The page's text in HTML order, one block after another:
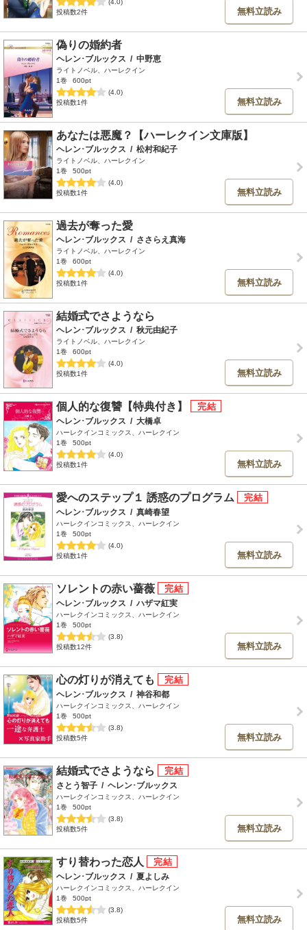
(4.0)
投稿数2件
無料立読み
偽りの婚約者
ヘレン･ブルックス / 中野恵
ライトノベル、ハーレクイン
1巻
600pt
(4.0)
投稿数1件
無料立読み
あなたは悪魔？【ハーレクイン文庫版】
ヘレン･ブルックス / 松村和紀子
ライトノベル、ハーレクイン
1巻
500pt
(4.0)
投稿数1件
無料立読み
過去が奪った愛
ヘレン･ブルックス / ささらえ真海
ライトノベル、ハーレクイン
1巻
600pt
(4.0)
投稿数1件
無料立読み
結婚式でさようなら
ヘレン･ブルックス / 秋元由紀子
ライトノベル、ハーレクイン
1巻
600pt
(4.0)
投稿数1件
無料立読み
個人的な復讐【特典付き】
ヘレン･ブルックス / 大橋卓
ハーレクインコミックス、ハーレクイン
1巻
500pt
(4.0)
投稿数1件
無料立読み
愛へのステップ１ 誘惑のプログラム
ヘレン･ブルックス / 真崎春望
ハーレクインコミックス、ハーレクイン
1巻
500pt
(4.0)
投稿数1件
無料立読み
ソレントの赤い薔薇
ヘレン･ブルックス / ハザマ紅実
ハーレクインコミックス、ハーレクイン
1巻
500pt
(3.8)
投稿数12件
無料立読み
心の灯りが消えても
ヘレン･ブルックス / 神谷和都
ハーレクインコミックス、ハーレクイン
1巻
500pt
(3.8)
投稿数5件
無料立読み
結婚式でさようなら
さとう智子 / ヘレン･ブルックス
ハーレクインコミックス、ハーレクイン
1巻
500pt
(3.8)
投稿数5件
無料立読み
すり替わった恋人
ヘレン･ブルックス / 夏よしみ
ハーレクインコミックス、ハーレクイン
1巻
500pt
(3.8)
投稿数5件
無料立読み